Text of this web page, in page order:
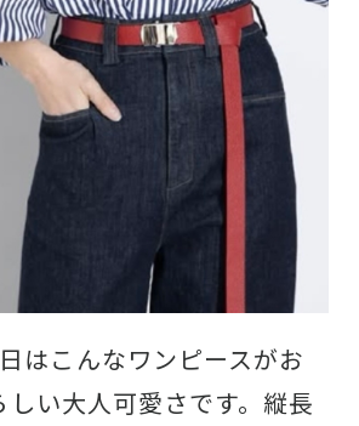
はこんなワンピースがお
い大人可愛さです。縦長